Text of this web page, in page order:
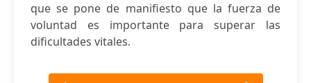
que se pone de manifiesto que la fuerza de
voluntad es importante para superar las
dificultades vitales.